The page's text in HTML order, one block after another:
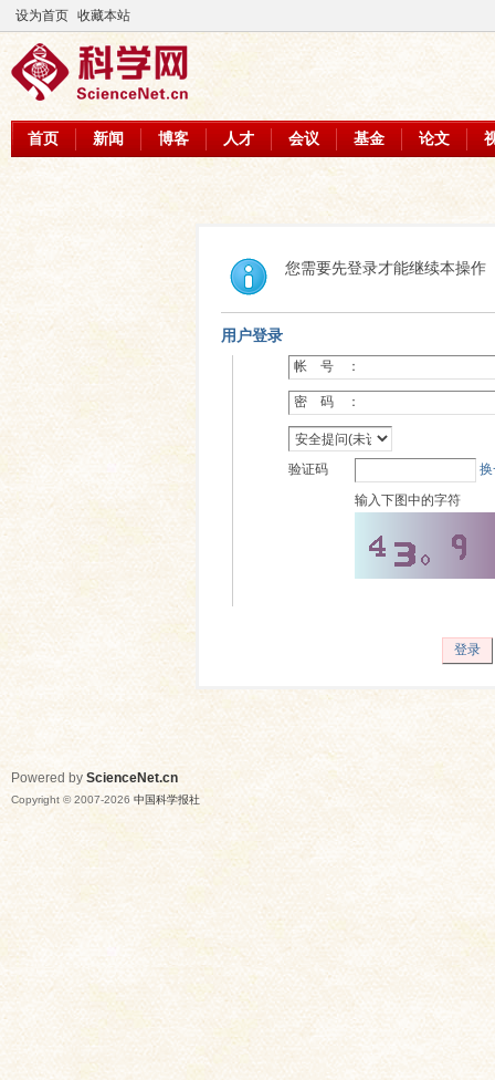
设为首页 收藏本站
首页 新闻 博客 人才 会议 基金 论文
您需要先登录才能继续本操作
用户登录
帐 号 ：
密 码 ：
验证码
输入下图中的字符
登录
Powered by ScienceNet.cn
Copyright © 2007-2026 中国科学报社